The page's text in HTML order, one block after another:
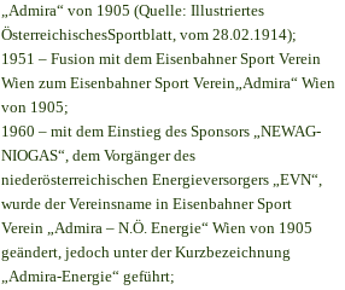
„Admira“ von 1905 (Quelle: Illustriertes
ÖsterreichischesSportblatt, vom 28.02.1914);
1951 – Fusion mit dem Eisenbahner Sport Verein
Wien zum Eisenbahner Sport Verein„Admira“ Wien
von 1905;
1960 – mit dem Einstieg des Sponsors „NEWAG-
NIOGAS“, dem Vorgänger des
niederösterreichischen Energieversorgers „EVN“,
wurde der Vereinsname in Eisenbahner Sport
Verein „Admira – N.Ö. Energie“ Wien von 1905
geändert, jedoch unter der Kurzbezeichnung
„Admira-Energie“ geführt;